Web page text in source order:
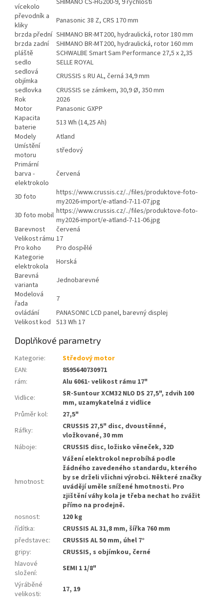
vícekolo
SHIMANO CS-HG200-9, 9 rychlostí
převodník a
kliky
Panasonic 38 Z, CRS 170 mm
brzda přední SHIMANO BR-MT200, hydraulická, rotor 180 mm
brzda zadní
SHIMANO BR-MT200, hydraulická, rotor 160 mm
pláště
SCHWALBE Smart Sam Performance 27,5 x 2,35
sedlo
SELLE ROYAL
sedlová
objímka
CRUSSIS s RU AL, černá 34,9 mm
sedlovka
CRUSSIS se zámkem, 30,9 Ø, 350 mm
Rok
2026
Motor
Panasonic GXPP
Kapacita
baterie
513 Wh (14,25 Ah)
Modely
Atland
Umístění
motoru
středový
Primární
barva -
elektrokolo
červená
3D foto
https://www.crussis.cz/../files/produktove-foto-
my2026-import/e-atland-7-11-07.jpg
3D foto mobil https://www.crussis.cz/../files/produktove-foto-
my2026-import/e-atland-7-11-06.jpg
Barevnost
červená
Velikost rámu 17
Pro koho
Pro dospělé
Kategorie
elektrokola
Horská
Barevná
varianta
Jednobarevné
Modelová
řada
7
ovládání
PANASONIC LCD panel, barevný displej
Velikost kod 513 Wh 17
Doplňkové parametry
Kategorie:
Středový motor
EAN:
8595640730971
rám:
Alu 6061- velikost rámu 17"
Vidlice:
SR-Suntour XCM32 NLO DS 27,5", zdvih 100
mm, uzamykatelná z vidlice
Průměr kol:
27,5"
Ráfky:
CRUSSIS 27,5" disc, dvoustěnné,
vložkované, 30 mm
Náboje: CRUSSIS disc, ložisko věneček, 32D
hmotnost:
Vážení elektrokol neprobíhá podle
žádného zavedeného standardu, kterého
by se drželi všichni výrobci. Některé značky
uvádějí uměle snížené hmotnosti. Pro
zjištění váhy kola je třeba nechat ho zvážit
přímo na prodejně.
nosnost:
120 kg
řídítka:
CRUSSIS AL 31,8 mm, šířka 760 mm
představec:
CRUSSIS AL 50 mm, úhel 7°
gripy:
CRUSSIS, s objímkou, černé
hlavové
složení:
SEMI 1 1/8"
Výráběné
velikosti:
17, 19